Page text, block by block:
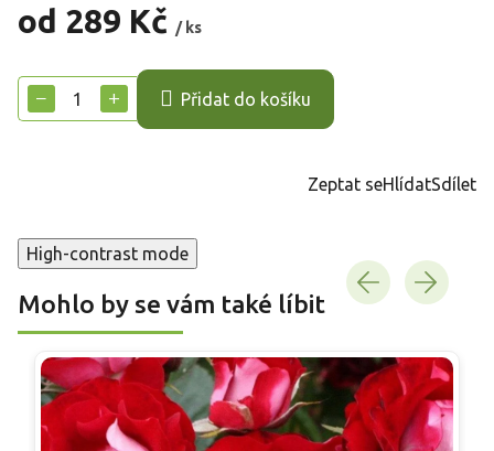
od 289 Kč / ks
cena:
+
− Přidat do košíku
Zeptat seHlídatSdílet
High-contrast mode
Mohlo by se vám také líbit